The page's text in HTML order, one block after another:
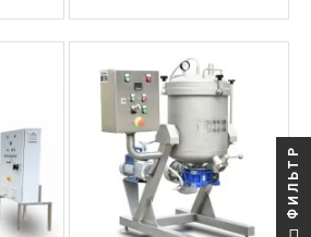
ФИЛЬТР